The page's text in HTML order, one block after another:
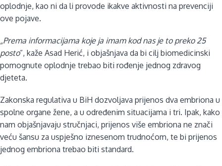
oplodnje, kao ni da li provode ikakve aktivnosti na prevenciji
ove pojave.
„Prema informacijama koje ja imam kod nas je to preko 25
posto”, kaže Asad Herić, i objašnjava da bi cilj biomedicinski
pomognute oplodnje trebao biti rođenje jednog zdravog
djeteta.
Zakonska regulativa u BiH dozvoljava prijenos dva embriona u
spolne organe žene, a u određenim situacijama i tri. Ipak, kako
nam objašnjavaju stručnjaci, prijenos više embriona ne znači
veću šansu za uspješno iznesenom trudnoćom, te bi prijenos
jednog embriona trebao biti standard.